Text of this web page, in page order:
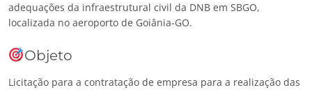
adequações da infraestrutural civil da DNB em SBGO,
localizada no aeroporto de Goiânia-GO.
Objeto
Licitação para a contratação de empresa para a realização das